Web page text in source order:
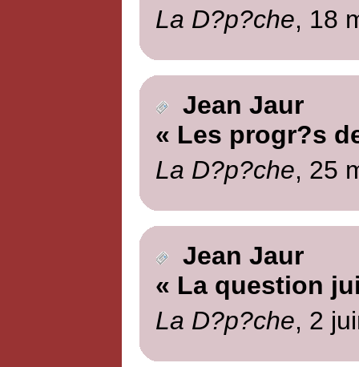
La D?p?che, 18
Jean Jaur
« Les progr?s
La D?p?che, 25
Jean Jaur
« La question
La D?p?che, 2